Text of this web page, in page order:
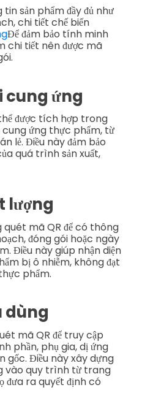
sản phẩm đầy đủ như
chi tiết chế biến
Để đảm bảo tính minh
chi tiết nên được mã
cung ứng
được tích hợp trong
cung ứng thực phẩm, từ
lẻ. Điều này đảm bảo
quá trình sản xuất,
lượng
mã QR để có thông
đóng gói hoặc ngày
Điều này giúp nhận diện
bị ô nhiễm, không đạt
phẩm.
dùng
mã QR để truy cập
phần, phụ gia, dị ứng
gốc. Điều này xây dựng
vào quy trình từ trang
đưa ra quyết định có